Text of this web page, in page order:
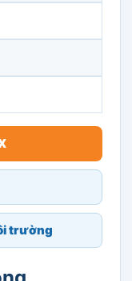
trường